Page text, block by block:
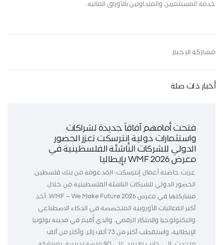
خدمة المستثمرين والمتداولين بالأوراق المالية.
مشاركة الاخبار
أخبار ذات صلة
فتحت أمامهم آفاقاً جديدة لشراكات
واستثمارات دولية إنترسكت تعزز الحضور
الدولي للشركات الناشئة الفلسطينية في
معرض WMF 2026 بإيطاليا
عززت حاضنة أعمال إنترسكت، المدعومة من بنك فلسطين،
الحضور الدولي للشركات الناشئة الفلسطينية من خلال
مشاركتها في معرض WMF – We Make Future 2026، أحد
أكبر الفعاليات الأوروبية المتخصصة في الذكاء الاصطناعي
والتكنولوجيا والابتكار الرقمي، والذي أُقيم في مدينة بولونيا
الإيطالية، واستقطب أكثر من 73 ألف زائر، وأكثر من ألف